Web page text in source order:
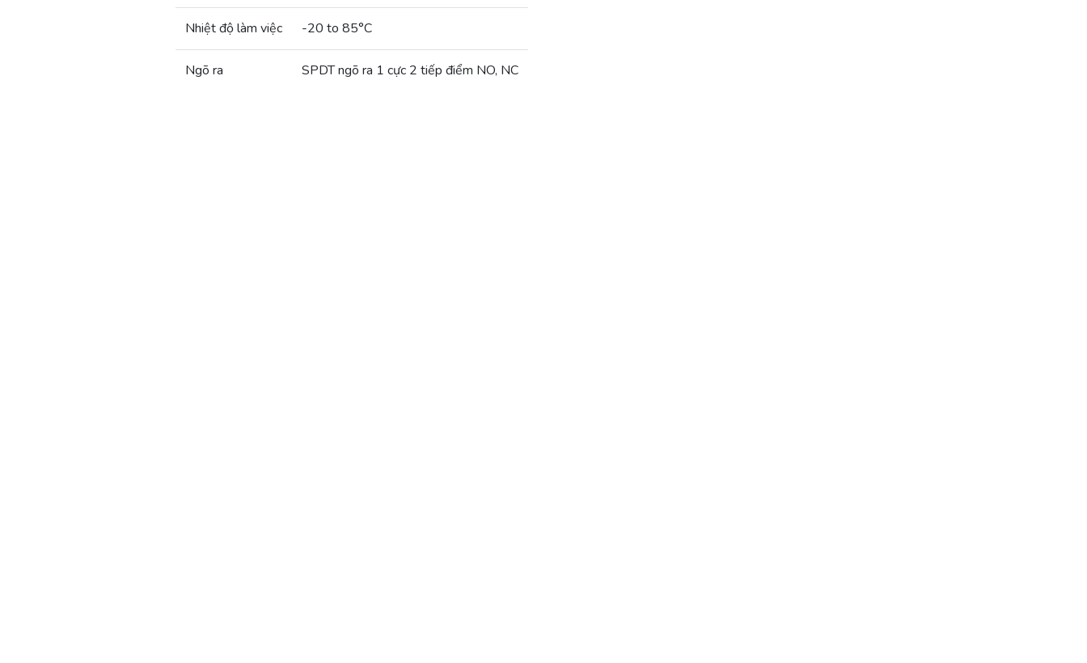
Nhiệt độ làm việc -20 to 85°C
Ngõ ra SPDT ngõ ra 1 cực 2 tiếp điểm NO, NC